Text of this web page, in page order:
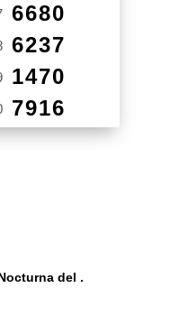
6680
6237
1470
7916
del .